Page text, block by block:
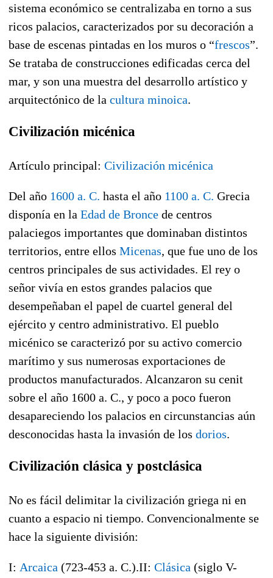
sistema económico se centralizaba en torno a sus
ricos palacios, caracterizados por su decoración a
base de escenas pintadas en los muros o “frescos”.
Se trataba de construcciones edificadas cerca del
mar, y son una muestra del desarrollo artístico y
arquitectónico de la cultura minoica.
Civilización micénica
Artículo principal: Civilización micénica
Del año 1600 a. C. hasta el año 1100 a. C. Grecia
disponía en la Edad de Bronce de centros
palaciegos importantes que dominaban distintos
territorios, entre ellos Micenas, que fue uno de los
centros principales de sus actividades. El rey o
señor vivía en estos grandes palacios que
desempeñaban el papel de cuartel general del
ejército y centro administrativo. El pueblo
micénico se caracterizó por su activo comercio
marítimo y sus numerosas exportaciones de
productos manufacturados. Alcanzaron su cenit
sobre el año 1600 a. C., y poco a poco fueron
desapareciendo los palacios en circunstancias aún
desconocidas hasta la invasión de los dorios.
Civilización clásica y postclásica
No es fácil delimitar la civilización griega ni en
cuanto a espacio ni tiempo. Convencionalmente se
hace la siguiente división:
I: Arcaica (723-453 a. C.).II: Clásica (siglo V-